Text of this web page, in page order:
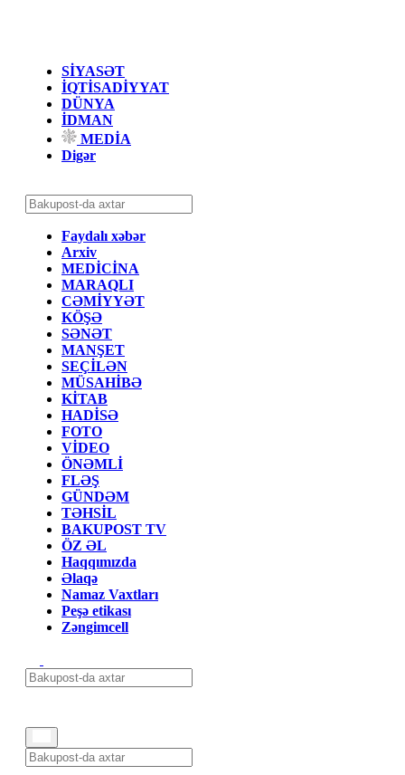
SİYASƏT
İQTİSADİYYAT
DÜNYA
İDMAN
MEDİA
Digər
Faydalı xəbər
Arxiv
MEDİCİNA
MARAQLI
CƏMİYYƏT
KÖŞƏ
SƏNƏT
MANŞET
SEÇİLƏN
MÜSAHİBƏ
KİTAB
HADİSƏ
FOTO
VİDEO
ÖNƏMLİ
FLƏŞ
GÜNDƏM
TƏHSİL
BAKUPOST TV
ÖZ ƏL
Haqqımızda
Əlaqə
Namaz Vaxtları
Peşə etikası
Zəngimcell